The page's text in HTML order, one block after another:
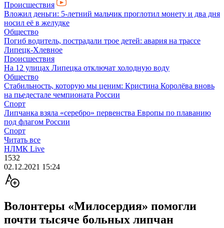
Происшествия
Вложил деньги: 5-летний мальчик проглотил монету и два дня
носил её в желудке
Общество
Погиб водитель, пострадали трое детей: авария на трассе
Липецк-Хлевное
Происшествия
На 12 улицах Липецка отключат холодную воду
Общество
Стабильность, которую мы ценим: Кристина Королёва вновь
на пьедестале чемпионата России
Спорт
Липчанка взяла «серебро» первенства Европы по плаванию
под флагом России
Спорт
Читать все
НЛМК Live
1532
02.12.2021 15:24
Волонтеры «Милосердия» помогли
почти тысяче больных липчан